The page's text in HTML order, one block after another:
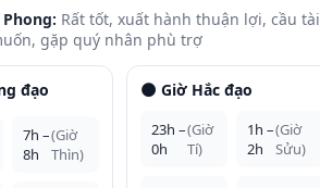
Rất tốt, xuất hành thuận lợi, cầu tài
gặp quý nhân phù trợ
đạo
7h –
8h
(Giờ
Thìn)
🌑 Giờ Hắc đạo
23h –
0h
(Giờ
Tí)
1h –
2h
(Giờ
Sửu)